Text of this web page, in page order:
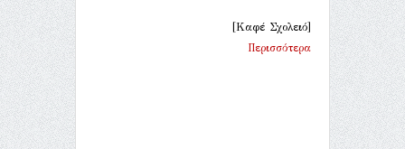
[Καφέ Σχολειό]
Περισσότερα